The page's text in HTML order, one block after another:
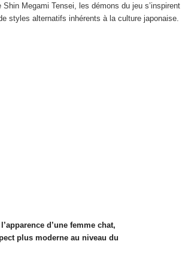
Shin Megami Tensei, les démons du jeu s’inspirent
styles alternatifs inhérents à la culture japonaise.
d’une femme chat,
plus moderne au niveau du